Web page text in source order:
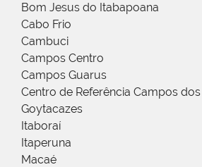
Bom Jesus do Itabapoana
Cabo Frio
Cambuci
Campos Centro
Campos Guarus
Centro de Referência Campos dos
Goytacazes
Itaboraí
Itaperuna
Macaé